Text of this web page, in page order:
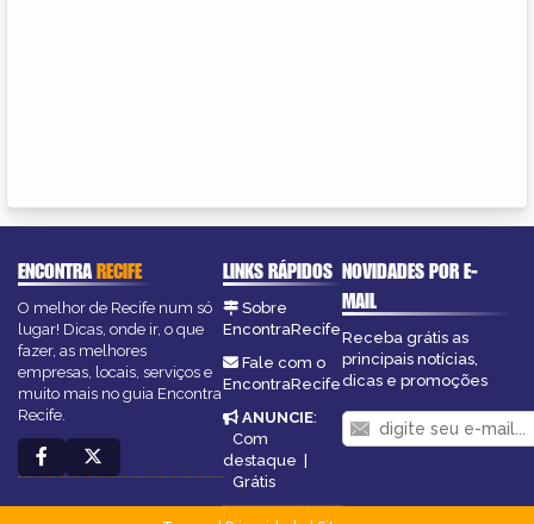
ENCONTRARECIFE
O melhor de Recife num só
lugar! Dicas, onde ir, o que
fazer, as melhores
empresas, locais, serviços e
muito mais no guia Encontra
Recife.
LINKS RÁPIDOS
Sobre
EncontraRecife
Fale com o
EncontraRecife
ANUNCIE:
Com
destaque |
Grátis
NOVIDADES POR E-
MAIL
Receba grátis as
principais notícias,
dicas e promoções